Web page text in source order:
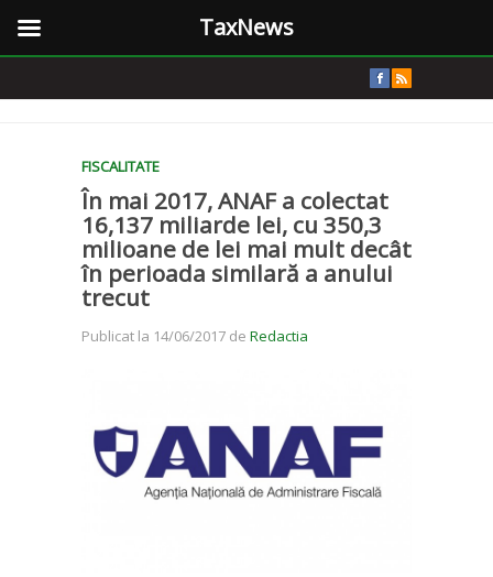
FISCALITATE
În mai 2017, ANAF a colectat
16,137 miliarde lei, cu 350,3
milioane de lei mai mult decât
în perioada similară a anului
trecut
Publicat la 14/06/2017 de Redactia
TaxNews